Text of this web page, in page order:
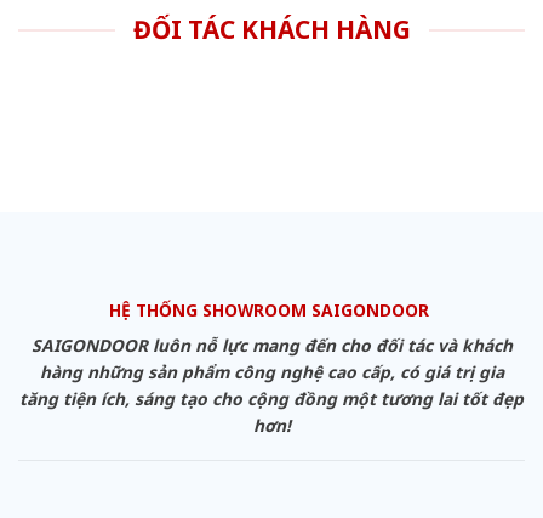
ĐỐI TÁC KHÁCH HÀNG
HỆ THỐNG SHOWROOM SAIGONDOOR
SAIGONDOOR luôn nỗ lực mang đến cho đối tác và khách
hàng những sản phẩm công nghệ cao cấp, có giá trị gia
tăng tiện ích, sáng tạo cho cộng đồng một tương lai tốt đẹp
hơn!